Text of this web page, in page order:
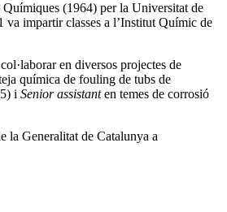
(1964) per la Universitat de
impartir classes a l’Institut Químic de
en diversos projectes de
química de fouling de tubs de
i Senior assistanten temes de corrosió
la Generalitat de Catalunya a